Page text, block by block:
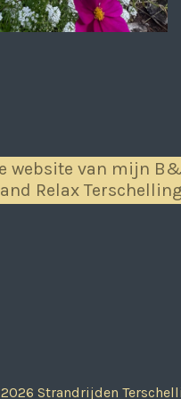
website van mijn
Relax
Strandrijden